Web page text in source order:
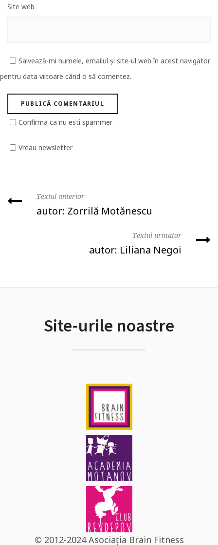
Site web
Salvează-mi numele, emailul și site-ul web în acest navigator
pentru data viitoare când o să comentez.
Confirma ca nu esti spammer
Vreau newsletter
Textul anterior
autor: Zorrilă Motănescu
Textul urmator
autor: Liliana Negoi
Site-urile noastre
© 2012-2024 Asociația Brain Fitness